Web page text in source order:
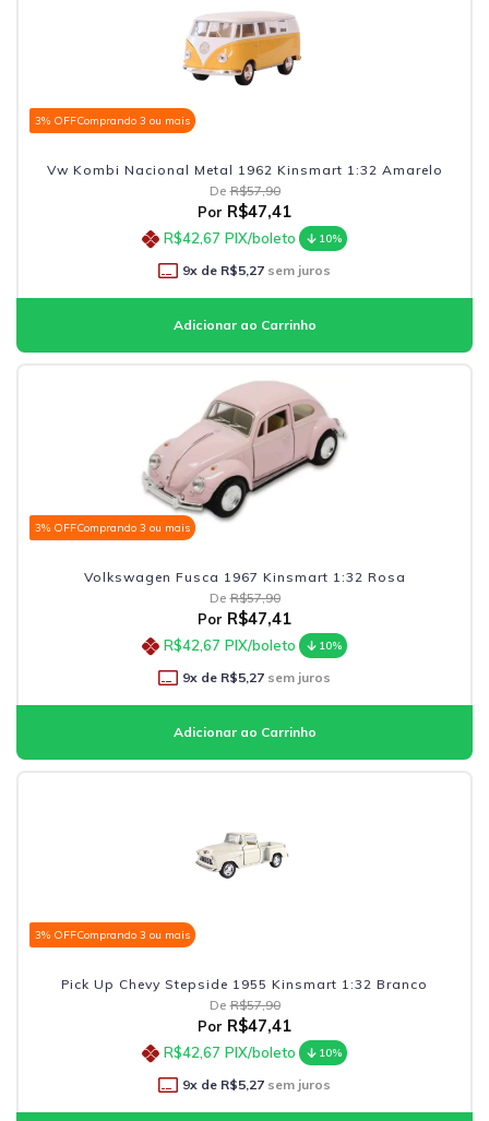
3% OFFComprando 3 ou mais
Vw Kombi Nacional Metal 1962 Kinsmart 1:32 Amarelo
De R$57,90
Por R$47,41
R$42,67 PIX/boleto 10%
9x de R$5,27 sem juros
3% OFFComprando 3 ou mais
Volkswagen Fusca 1967 Kinsmart 1:32 Rosa
De R$57,90
Por R$47,41
R$42,67 PIX/boleto 10%
9x de R$5,27 sem juros
3% OFFComprando 3 ou mais
Pick Up Chevy Stepside 1955 Kinsmart 1:32 Branco
De R$57,90
Por R$47,41
R$42,67 PIX/boleto 10%
9x de R$5,27 sem juros